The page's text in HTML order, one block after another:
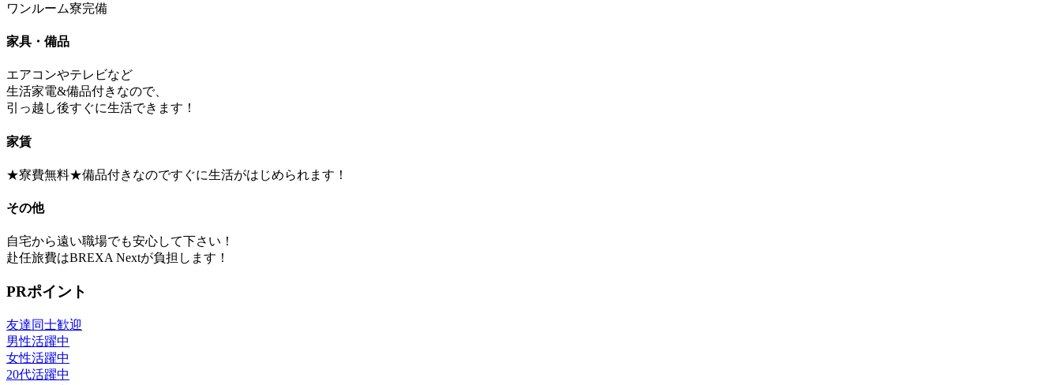
ワンルーム寮完備
家具・備品
エアコンやテレビなど
生活家電&備品付きなので、
引っ越し後すぐに生活できます！
家賃
★寮費無料★備品付きなのですぐに生活がはじめられます！
その他
自宅から遠い職場でも安心して下さい！
赴任旅費はBREXA Nextが負担します！
PRポイント
友達同士歓迎
男性活躍中
女性活躍中
20代活躍中